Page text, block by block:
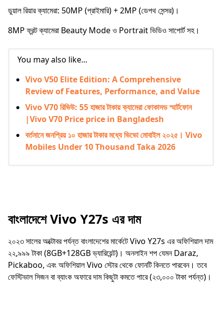
ডুয়াল রিয়ার ক্যামেরা: 50MP (প্রাইমারি) + 2MP (ডেপথ সেন্সর)।
8MP ফ্রন্ট ক্যামেরা Beauty Mode ও Portrait ভিডিও সাপোর্ট সহ।
You may also like...
Vivo V50 Elite Edition: A Comprehensive
Review of Features, Performance, and Value
Vivo V70 রিভিউ: 55 হাজার টাকায় ক্যামেরা ফোকাসড স্মার্টফোন
|Vivo V70 Price price in Bangladesh
বর্তমানে জনপ্রিয় ১০ হাজার টাকার মধ্যে ভিভো মোবাইল ২০২৫। Vivo
Mobiles Under 10 Thousand Taka 2026
বাংলাদেশে Vivo Y27s এর দাম
২০২৩ সালের অক্টোবর পর্যন্ত বাংলাদেশের মার্কেটে Vivo Y27s এর অফিশিয়াল দাম
২২,৯৯৯ টাকা (8GB+128GB ভ্যারিয়েন্ট)। অনলাইন শপ যেমন Daraz,
Pickaboo, এবং অফিশিয়াল Vivo স্টোর থেকে ফোনটি কিনতে পারবেন। তবে
ফেস্টিভাল সিজন বা ব্যাংক অফারে দাম কিছুটা কমতে পারে (২৩,০০০ টাকা পর্যন্ত)।